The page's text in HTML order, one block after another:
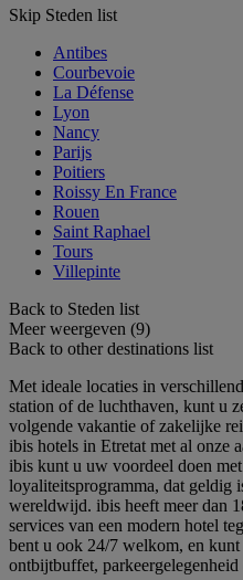
Skip Steden list
Antibes
Courbevoie
La Défense
Lyon
Nancy
Parijs
Poitiers
Roissy En France
Rouen
Saint Raphael
Tours
Villepinte
Back to Steden list
Meer weergeven (9)
Back to other destinations list
Met ideale locaties in
station of de luchthaven, kunt u
volgende vakantie of zakelijke
ibis hotels in Etretat met al onze
ibis kunt u uw voordeel doen
loyaliteitsprogramma, dat geldig
wereldwijd. ibis heeft meer dan
services van een modern hotel
bent u ook 24/7 welkom, en
ontbijtbuffet, parkeergelegenheid